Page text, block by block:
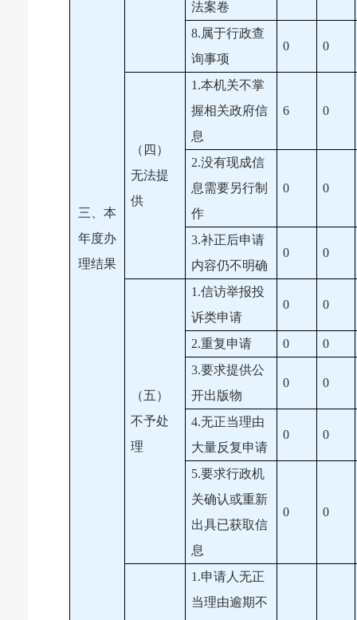
三、本
年度办
理结果
法案卷
8.属于行政查
询事项
0 0
（四）
无法提
供
1.本机关不掌
握相关政府信
息
6 0
2.没有现成信
息需要另行制
作
0 0
3.补正后申请
内容仍不明确
0 0
（五）
不予处
理
1.信访举报投
诉类申请
0 0
2.重复申请 0
0
3.要求提供公
开出版物
0 0
4.无正当理由
大量反复申请
0 0
5.要求行政机
关确认或重新
出具已获取信
息
0 0
1.申请人无正
当理由逾期不